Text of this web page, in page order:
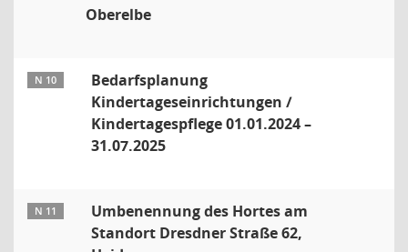
Oberelbe
N 10
Bedarfsplanung
Kindertageseinrichtungen /
Kindertagespflege 01.01.2024 –
31.07.2025
N 11
Umbenennung des Hortes am
Standort Dresdner Straße 62,